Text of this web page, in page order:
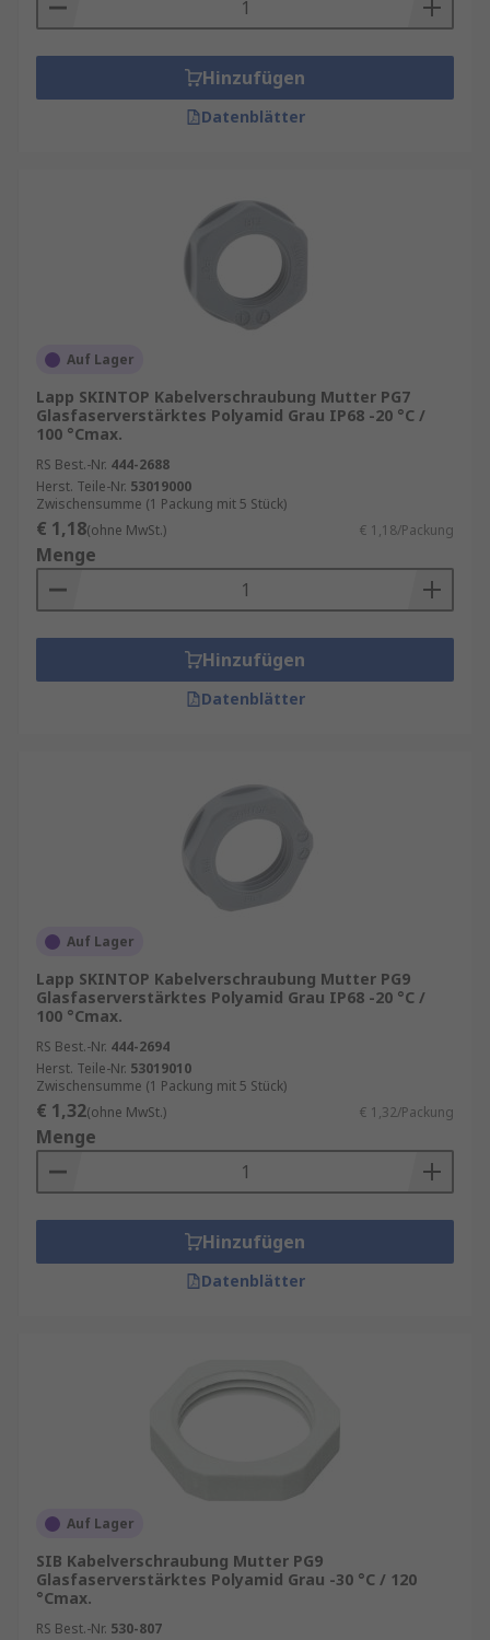
Hinzufügen
Datenblätter
Auf Lager
Lapp SKINTOP Kabelverschraubung Mutter PG7
Glasfaserverstärktes Polyamid Grau IP68 -20 °C /
100 °Cmax.
RS Best.-Nr. 444-2688
Herst. Teile-Nr. 53019000
Zwischensumme (1 Packung mit 5 Stück)
€ 1,18(ohne MwSt.) € 1,18/Packung
Menge
Hinzufügen
Datenblätter
Auf Lager
Lapp SKINTOP Kabelverschraubung Mutter PG9
Glasfaserverstärktes Polyamid Grau IP68 -20 °C /
100 °Cmax.
RS Best.-Nr. 444-2694
Herst. Teile-Nr. 53019010
Zwischensumme (1 Packung mit 5 Stück)
€ 1,32(ohne MwSt.) € 1,32/Packung
Menge
Hinzufügen
Datenblätter
Auf Lager
SIB Kabelverschraubung Mutter PG9
Glasfaserverstärktes Polyamid Grau -30 °C / 120
°Cmax.
RS Best.-Nr. 530-807